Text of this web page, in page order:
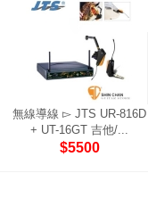
無線導線 ▻ JTS UR-816D
+ UT-16GT 吉他/...
$5500